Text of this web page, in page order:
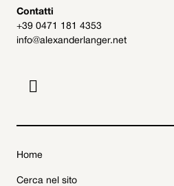
Contatti
+39 0471 181 4353
info@alexanderlanger.net

Home
Cerca nel sito